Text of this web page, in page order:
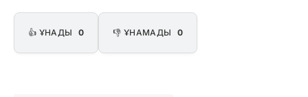
👍 ҰНАДЫ 0 👎 ҰНАМАДЫ 0